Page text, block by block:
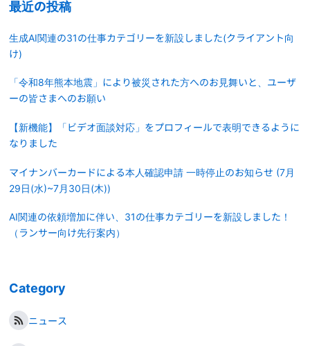
最近の投稿
生成AI関連の31の仕事カテゴリーを新設しました(クライアント向
け)
「令和8年熊本地震」により被災された方へのお見舞いと、ユーザ
ーの皆さまへのお願い
【新機能】「ビデオ面談対応」をプロフィールで表明できるように
なりました
マイナンバーカードによる本人確認申請 一時停止のお知らせ (7月
29日(水)~7月30日(木))
AI関連の依頼増加に伴い、31の仕事カテゴリーを新設しました！
（ランサー向け先行案内）
Category
ニュース